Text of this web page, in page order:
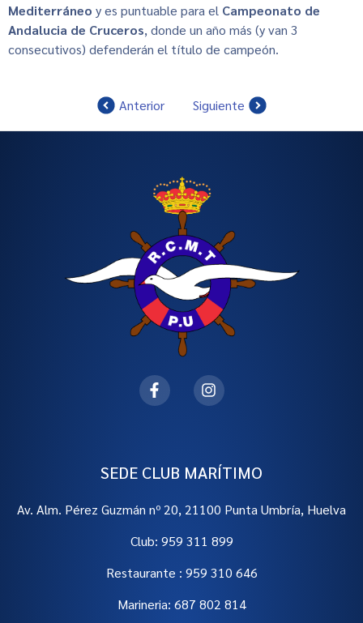
Mediterráneo y es puntuable para el Campeonato de
Andalucia de Cruceros, donde un año más (y van 3
consecutivos) defenderán el título de campeón.
Anterior Siguiente
SEDE CLUB MARÍTIMO
Av. Alm. Pérez Guzmán nº 20, 21100 Punta Umbría, Huelva
Club: 959 311 899
Restaurante : 959 310 646
Marineria: 687 802 814